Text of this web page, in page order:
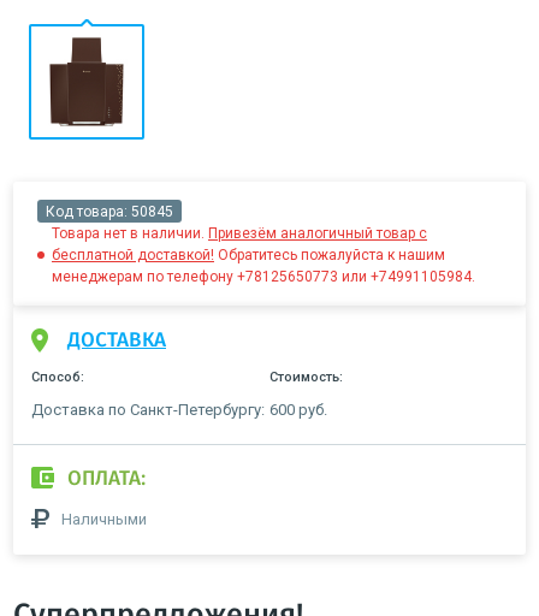
Код товара: 50845
Товара нет в наличии. Привезём аналогичный товар с
бесплатной доставкой! Обратитесь пожалуйста к нашим
менеджерам по телефону +78125650773 или +74991105984.
ДОСТАВКА
Способ: Стоимость:
Доставка по Санкт-Петербургу: 600 руб.
ОПЛАТА:
Наличными